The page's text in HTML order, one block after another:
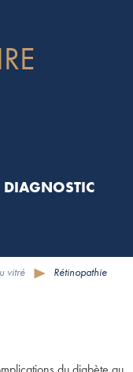
DIAGNOSTIC
vitré
Rétinopathie